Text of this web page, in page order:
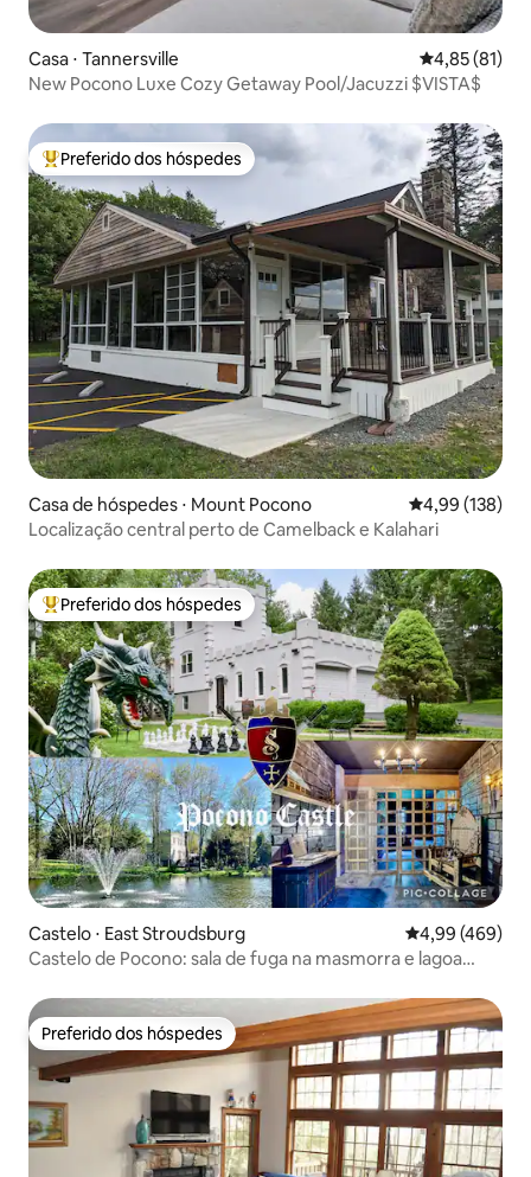
Casa ⋅ Tannersville 4,85 de uma
4,85 (81)
New Pocono Luxe Cozy Getaway Pool/Jacuzzi $VISTA$
Entre os melhores preferidos dos hóspedes
Preferido dos hóspedes
Casa de hóspedes ⋅ Mount Pocono 4,99 de uma
4,99 (138)
Localização central perto de Camelback e Kalahari
Entre os melhores preferidos dos hóspedes
Preferido dos hóspedes
Castelo ⋅ East Stroudsburg 4,99 de uma
4,99 (469)
Castelo de Pocono: sala de fuga na masmorra e lagoa
Preferido dos hóspedes
Preferido dos hóspedes